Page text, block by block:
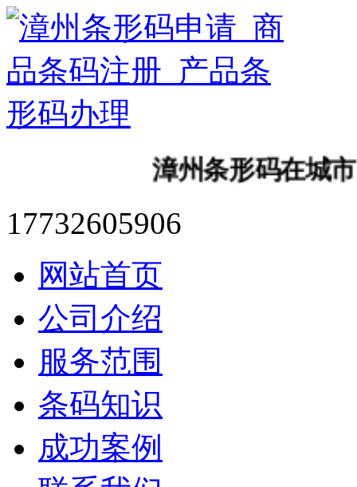
漳州条形码在城市照明
17732605906
网站首页
公司介绍
服务范围
条码知识
成功案例